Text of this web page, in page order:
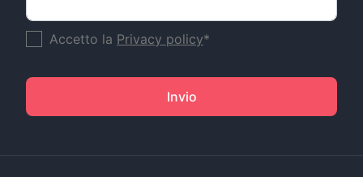
Accetto la Privacy policy*
Invio